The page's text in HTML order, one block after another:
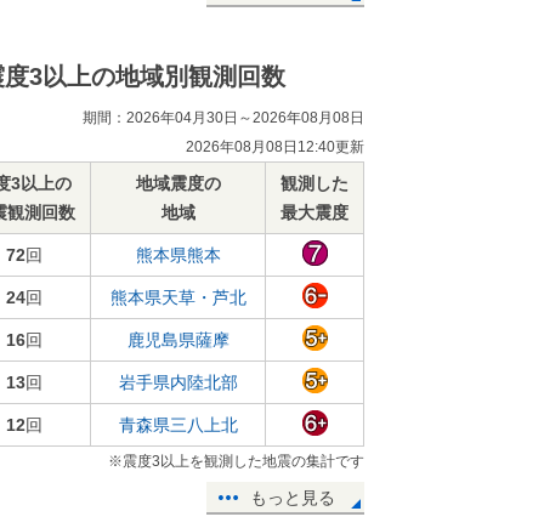
度3以上の地域別観測回数
期間：2026年04月30日～2026年08月08日
2026年08月08日12:40更新
3以上の
観測回数
地域震度の
地域
観測した
最大震度
72回 熊本県熊本
24回 熊本県天草・芦北
16回 鹿児島県薩摩
13回 岩手県内陸北部
12回 青森県三八上北
※震度3以上を観測した地震の集計です
もっと見る